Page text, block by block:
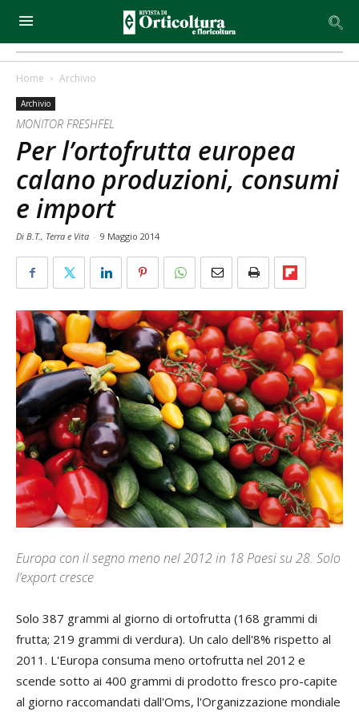
Home Archivio
Archivio
MONITOR FRESHFEL
Per l’ortofrutta europea
calano produzioni, consumi
e import
Di B.T., Terra e Vita - 9 Maggio 2014
Europa con il segno meno nel 2012 in 18 Paesi su 28. Solo
l’export cresce
Solo 387 grammi al giorno di ortofrutta (168 grammi di
frutta; 219 grammi di verdura). Un calo dell'8% rispetto al
2011. L'Europa consuma meno ortofrutta nel 2012 e
scende sotto ai 400 grammi di prodotto fresco pro-capite
al giorno raccomandati dall'Oms, l'Organizzazione mondiale